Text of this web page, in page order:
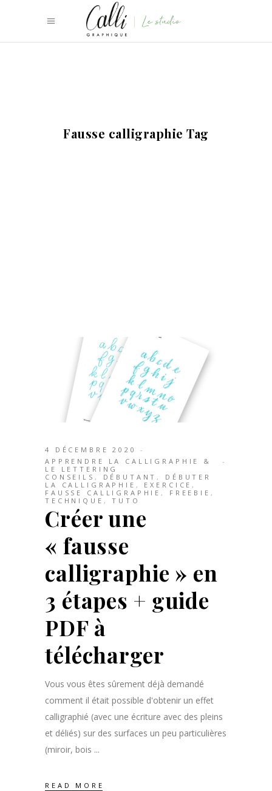
Fausse calligraphie Tag
4 DÉCEMBRE 2020
APPRENDRE LA CALLIGRAPHIE &
LE LETTERING
CONSEILS , DÉBUTANT , DÉBUTER
LA CALLIGRAPHIE , EXERCICE ,
FAUSSE CALLIGRAPHIE , FREEBIE ,
TECHNIQUE ,TUTO
Créer une
« fausse
calligraphie » en
3 étapes + guide
PDF à
télécharger
Vous vous êtes sûrement déjà demandé
comment il était possible d'obtenir un effet
calligraphié (avec une écriture avec des pleins
et déliés) sur des surfaces un peu particulières
(miroir, bois
READ MORE